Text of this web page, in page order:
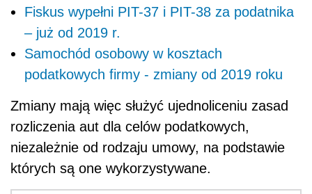
Fiskus wypełni PIT-37 i PIT-38 za podatnika
– już od 2019 r.
Samochód osobowy w kosztach
podatkowych firmy - zmiany od 2019 roku
Zmiany mają więc służyć ujednoliceniu zasad
rozliczenia aut dla celów podatkowych,
niezależnie od rodzaju umowy, na podstawie
których są one wykorzystywane.